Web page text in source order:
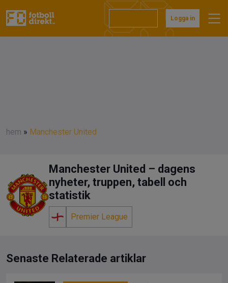
Logga in
hem » Manchester United
Manchester United – dagens
nyheter, truppen, tabell och
statistik
Premier League
Senaste Relaterade artiklar